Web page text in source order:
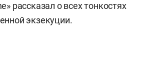
рассказал о всех тонкостях
экзекуции.